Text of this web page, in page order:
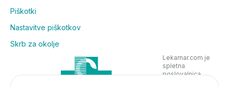
Piškotki
Nastavitve piškotkov
Skrb za okolje
Lekarnar.com je
spletna
poslovalnica